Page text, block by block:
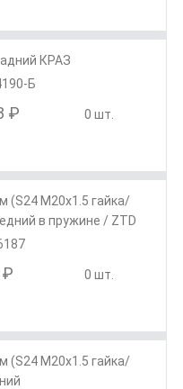
КРАЗ
Б
₽ 0 шт.
(S24 М20х1.5 гайка/
в пружине / ZTD
₽ 0 шт.
(S24 М20х1.5 гайка/